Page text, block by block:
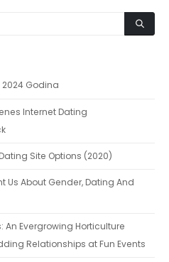
Godina
Internet Dating
Site Options (2020)
Us About Gender, Dating And
An Evergrowing Horticulture
Relationships at Fun Events